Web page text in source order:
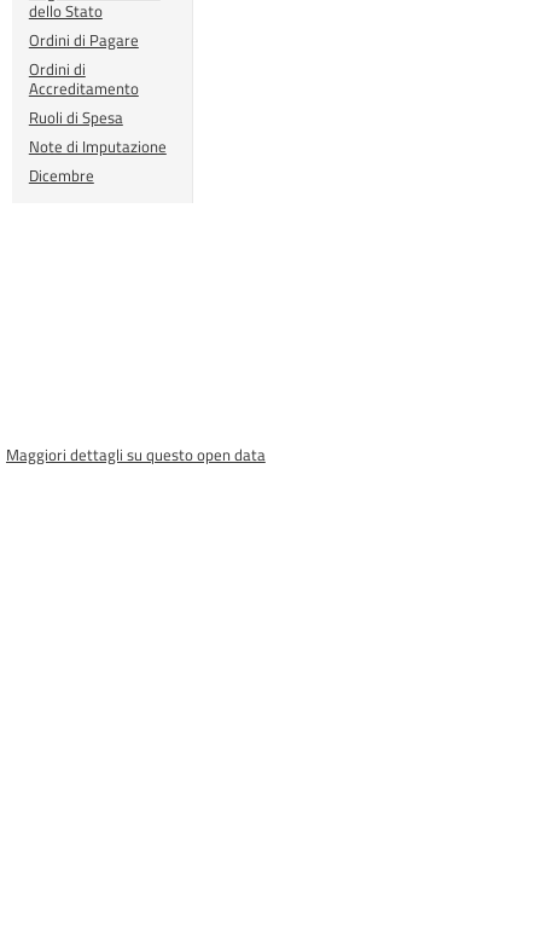
dello Stato
Ordini di Pagare
Ordini di
Accreditamento
Ruoli di Spesa
Note di Imputazione
Dicembre
Maggiori dettagli su questo open data